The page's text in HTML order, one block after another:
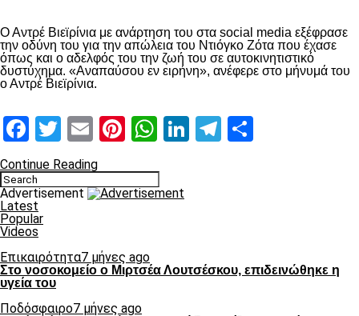
Ο Αντρέ Βιεϊρίνια με ανάρτηση του στα social media εξέφρασε
την οδύνη του για την απώλεια του Ντιόγκο Ζότα που έχασε
όπως και ο αδελφός του την ζωή του σε αυτοκινητιστικό
δυστύχημα. «Αναπαύσου εν ειρήνη», ανέφερε στο μήνυμά του
ο Αντρέ Βιεϊρίνια.
Facebook
Twitter
EmailPinterest
WhatsApp
LinkedIn
Telegram
Continue Reading
Advertisement
Latest
Popular
Videos
Επικαιρότητα7 μήνες ago
Στο νοσοκομείο ο Μιρτσέα Λουτσέσκου, επιδεινώθηκε η
υγεία του
Ποδόσφαιρο7 μήνες ago